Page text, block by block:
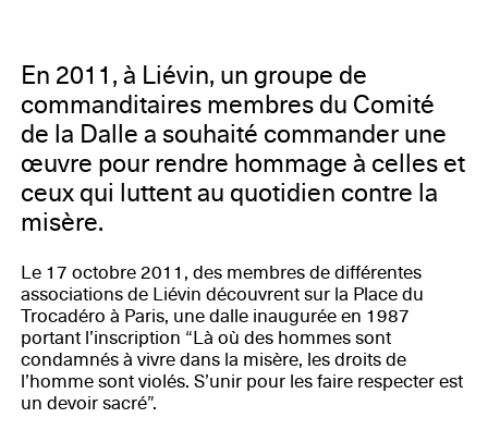
En 2011, à Liévin, un groupe de
commanditaires membres du Comité
de la Dalle a souhaité commander une
œuvre pour rendre hommage à celles et
ceux qui luttent au quotidien contre la
misère.
Le 17 octobre 2011, des membres de différentes
associations de Liévin découvrent sur la Place du
Trocadéro à Paris, une dalle inaugurée en 1987
portant l’inscription “Là où des hommes sont
condamnés à vivre dans la misère, les droits de
l’homme sont violés. S’unir pour les faire respecter est
un devoir sacré”.